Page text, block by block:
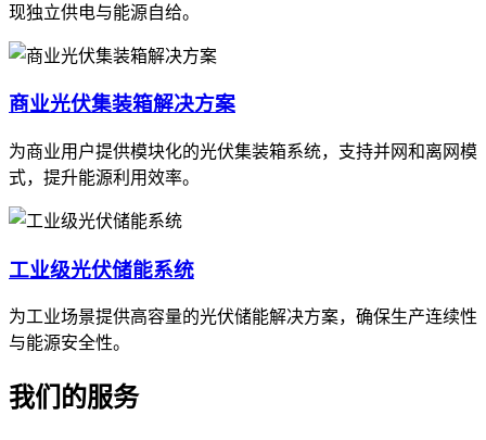
现独立供电与能源自给。
商业光伏集装箱解决方案
为商业用户提供模块化的光伏集装箱系统，支持并网和离网模
式，提升能源利用效率。
工业级光伏储能系统
为工业场景提供高容量的光伏储能解决方案，确保生产连续性
与能源安全性。
我们的服务